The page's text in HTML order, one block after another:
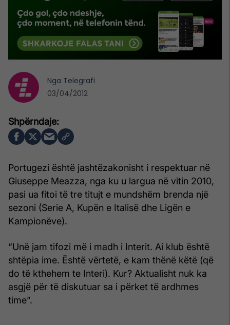
Portugezi është jashtëzakonisht i respektuar në
Giuseppe Meazza, nga ku u largua në vitin 2010,
pasi ua fitoi të tre titujt e mundshëm brenda një
sezoni (Serie A, Kupën e Italisë dhe Ligën e
Kampionëve).
“Unë jam tifozi më i madh i Interit. Ai klub është
shtëpia ime. Është vërtetë, e kam thënë këtë (që
do të kthehem te Interi). Kur? Aktualisht nuk ka
asgjë për të diskutuar sa i përket të ardhmes
time”.
Nga Telegrafi
03/04/2012